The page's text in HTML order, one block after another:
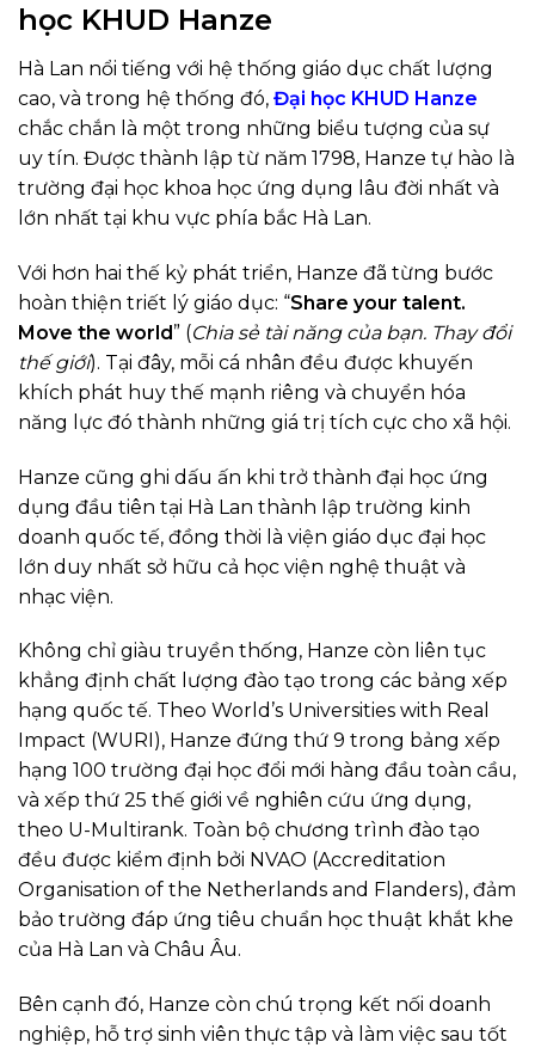
học KHUD Hanze
Hà Lan nổi tiếng với hệ thống giáo dục chất lượng
cao, và trong hệ thống đó, Đại học KHUD Hanze
chắc chắn là một trong những biểu tượng của sự
uy tín. Được thành lập từ năm 1798, Hanze tự hào là
trường đại học khoa học ứng dụng lâu đời nhất và
lớn nhất tại khu vực phía bắc Hà Lan.
Với hơn hai thế kỷ phát triển, Hanze đã từng bước
hoàn thiện triết lý giáo dục: “Share your talent.
Move the world” (Chia sẻ tài năng của bạn. Thay đổi
thế giới). Tại đây, mỗi cá nhân đều được khuyến
khích phát huy thế mạnh riêng và chuyển hóa
năng lực đó thành những giá trị tích cực cho xã hội.
Hanze cũng ghi dấu ấn khi trở thành đại học ứng
dụng đầu tiên tại Hà Lan thành lập trường kinh
doanh quốc tế, đồng thời là viện giáo dục đại học
lớn duy nhất sở hữu cả học viện nghệ thuật và
nhạc viện.
Không chỉ giàu truyền thống, Hanze còn liên tục
khẳng định chất lượng đào tạo trong các bảng xếp
hạng quốc tế. Theo World’s Universities with Real
Impact (WURI), Hanze đứng thứ 9 trong bảng xếp
hạng 100 trường đại học đổi mới hàng đầu toàn cầu,
và xếp thứ 25 thế giới về nghiên cứu ứng dụng,
theo U-Multirank. Toàn bộ chương trình đào tạo
đều được kiểm định bởi NVAO (Accreditation
Organisation of the Netherlands and Flanders), đảm
bảo trường đáp ứng tiêu chuẩn học thuật khắt khe
của Hà Lan và Châu Âu.
Bên cạnh đó, Hanze còn chú trọng kết nối doanh
nghiệp, hỗ trợ sinh viên thực tập và làm việc sau tốt